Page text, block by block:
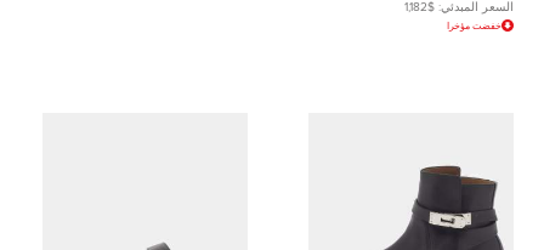
السعر المبدئي: $1,182
خفضت مؤخرا